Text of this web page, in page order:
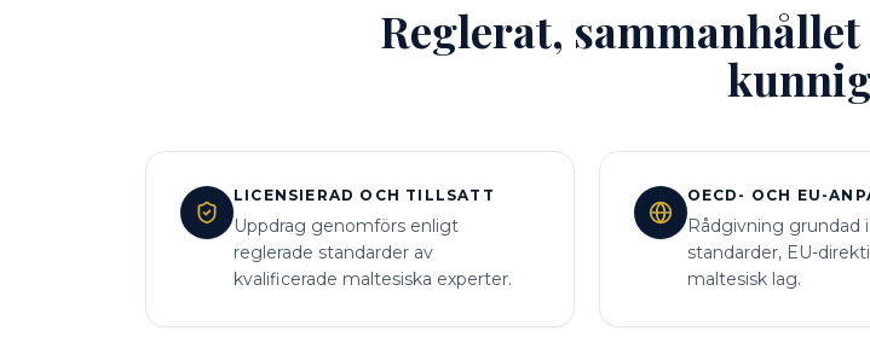
Reglerat,
LICENSIERAD OCH TILLSATT
Uppdrag genomförs enligt
reglerade standarder av
kvalificerade maltesiska experter.
OECD- OCH EU-
Rådgivning grundad
standarder, EU-
maltesisk lag.